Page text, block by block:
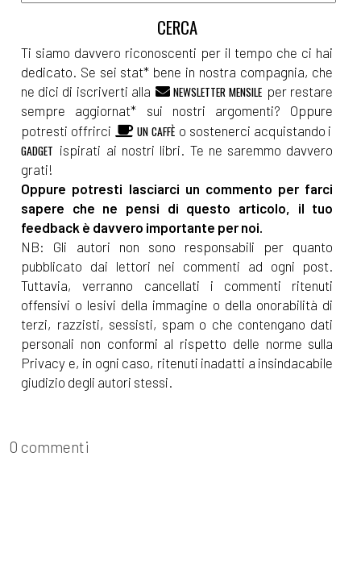
Ti siamo davvero riconoscenti per il tempo che ci hai
dedicato. Se sei stat* bene in nostra compagnia, che
ne dici di iscriverti alla
NEWSLETTER MENSILE per restare
sempre aggiornat* sui nostri argomenti? Oppure
potresti offrirci
UN CAFFÈ o sostenerci acquistando i
GADGET ispirati ai nostri libri. Te ne saremmo davvero
grati!
Oppure potresti lasciarci un commento per farci
sapere che ne pensi di questo articolo, il tuo
feedback è davvero importante per noi.
NB: Gli autori non sono responsabili per quanto
pubblicato dai lettori nei commenti ad ogni post.
Tuttavia, verranno cancellati i commenti ritenuti
offensivi o lesivi della immagine o della onorabilità di
terzi, razzisti, sessisti, spam o che contengano dati
personali non conformi al rispetto delle norme sulla
Privacy e, in ogni caso, ritenuti inadatti a insindacabile
giudizio degli autori stessi.
0 commenti